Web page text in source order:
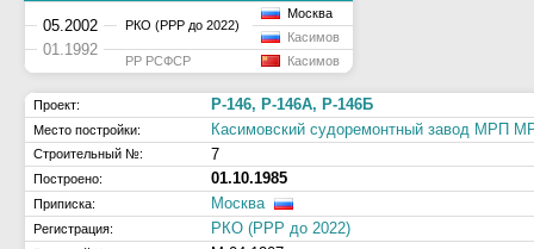
05.2002 РКО (РРР до 2022)
Москва
01.1992
Касимов
РР РСФСР
Касимов
Проект: Р-146, Р-146А, Р-146Б
Место постройки: Касимовский судоремонтный завод МРП
Строительный №: 7
Построено: 01.10.1985
Приписка: Москва
Регистрация: РКО (РРР до 2022)